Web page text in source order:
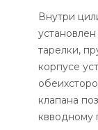
Внутри
тарелки,
корпусе
клапана
квводному